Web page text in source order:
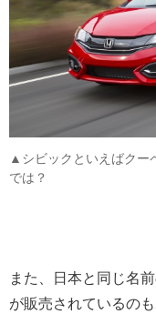
▲シビックといえばクー
では？
また、日本と同じ名
が販売されているの